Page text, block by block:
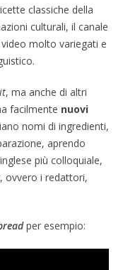
classiche della
culturali, il canale
molto variegati e
, ma anche di altri
facilmente nuovi
nomi di ingredienti,
aprendo
più colloquiale,
, ovvero i redattori,
per esempio: